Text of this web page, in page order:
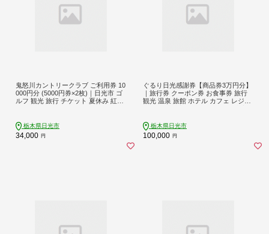
鬼怒川カントリークラブ ご利用券 10
000円分 (5000円券×2枚)｜日光市 ゴ
ルフ 観光 旅行 チケット 夏休み 紅葉
栃木県日光市
34,000 円
ぐるり日光感謝券【商品券3万円分】
｜旅行券 クーポン券 お食事券 旅行
観光 温泉 旅館 ホテル カフェ レジャ
栃木県日光市
100,000 円